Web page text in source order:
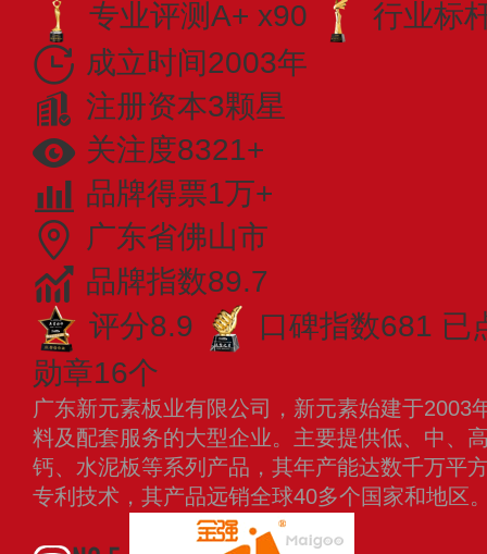
专业评测A+ x90
行业标
成立时间2003年
注册资本3颗星
关注度8321+
品牌得票1万+
广东省佛山市
品牌指数89.7
评分8.9
口碑指数681 已
勋章16个
广东新元素板业有限公司，新元素始建于2003
料及配套服务的大型企业。主要提供低、中、
钙、水泥板等系列产品，其年产能达数千万平
专利技术，其产品远销全球40多个国家和地区